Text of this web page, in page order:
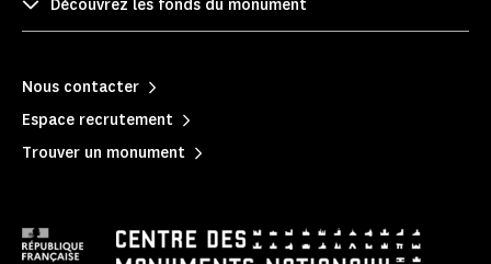
Découvrez les fonds du monument
Nous contacter
Espace recrutement
Trouver un monument